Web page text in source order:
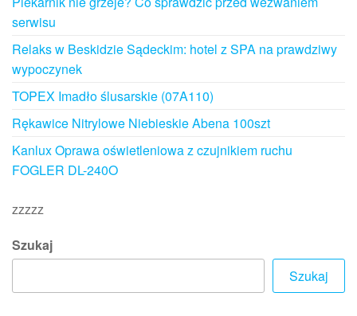
serwisu
Relaks w Beskidzie Sądeckim: hotel z SPA na prawdziwy
wypoczynek
TOPEX Imadło ślusarskie (07A110)
Rękawice Nitrylowe Niebieskie Abena 100szt
Kanlux Oprawa oświetleniowa z czujnikiem ruchu
FOGLER DL-240O
zzzzz
Szukaj
Szukaj